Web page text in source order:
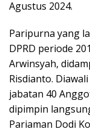
Agustus 2024.
Paripurna yang
DPRD periode
Arwinsyah,
Risdianto.
jabatan 40
dipimpin
Pariaman Dodi